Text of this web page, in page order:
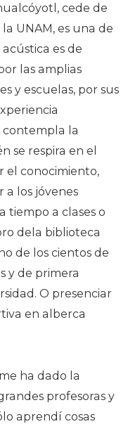
cede de
UNAM, es una de
es de
las amplias
y escuelas, por sus
contempla la
se respira en el
el conocimiento,
a los jóvenes
tiempo a clases o
dela biblioteca
de los cientos de
y de primera
O presenciar
en alberca
ha dado la
profesoras y
aprendí cosas